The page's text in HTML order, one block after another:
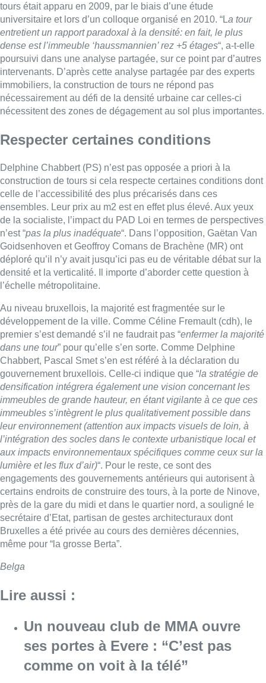
tours était apparu en 2009, par le biais d’une étude
universitaire et lors d’un colloque organisé en 2010. “La tour
entretient un rapport paradoxal à la densité: en fait, le plus
dense est l’immeuble ‘haussmannien’ rez +5 étages“, a-t-elle
poursuivi dans une analyse partagée, sur ce point par d’autres
intervenants. D’après cette analyse partagée par des experts
immobiliers, la construction de tours ne répond pas
nécessairement au défi de la densité urbaine car celles-ci
nécessitent des zones de dégagement au sol plus importantes.
Respecter certaines conditions
Delphine Chabbert (PS) n’est pas opposée a priori à la
construction de tours si cela respecte certaines conditions dont
celle de l’accessibilité des plus précarisés dans ces
ensembles. Leur prix au m2 est en effet plus élevé. Aux yeux
de la socialiste, l’impact du PAD Loi en termes de perspectives
n’est “pas la plus inadéquate“. Dans l’opposition, Gaëtan Van
Goidsenhoven et Geoffroy Comans de Brachène (MR) ont
déploré qu’il n’y avait jusqu’ici pas eu de véritable débat sur la
densité et la verticalité. Il importe d’aborder cette question à
l’échelle métropolitaine.
Au niveau bruxellois, la majorité est fragmentée sur le
développement de la ville. Comme Céline Fremault (cdh), le
premier s’est demandé s’il ne faudrait pas “enfermer la majorité
dans une tour” pour qu’elle s’en sorte. Comme Delphine
Chabbert, Pascal Smet s’en est référé à la déclaration du
gouvernement bruxellois. Celle-ci indique que “la stratégie de
densification intégrera également une vision concernant les
immeubles de grande hauteur, en étant vigilante à ce que ces
immeubles s’intègrent le plus qualitativement possible dans
leur environnement (attention aux impacts visuels de loin, à
l’intégration des socles dans le contexte urbanistique local et
aux impacts environnementaux spécifiques comme ceux sur la
lumière et les flux d’air)“. Pour le reste, ce sont des
engagements des gouvernements antérieurs qui autorisent à
certains endroits de construire des tours, à la porte de Ninove,
près de la gare du midi et dans le quartier nord, a souligné le
secrétaire d’Etat, partisan de gestes architecturaux dont
Bruxelles a été privée au cours des dernières décennies,
même pour “la grosse Berta”.
Belga
Lire aussi :
Un nouveau club de MMA ouvre
ses portes à Evere : “C’est pas
comme on voit à la télé”